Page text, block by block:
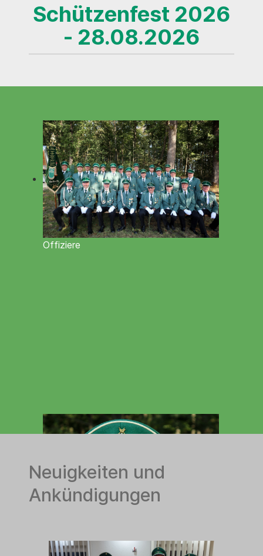
Schützenfest 2026
- 28.08.2026
Offiziere
Neuigkeiten und
Ankündigungen